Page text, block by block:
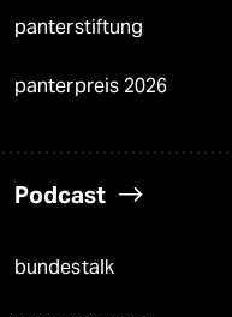
panterstiftung
panterpreis 2026
Podcast
bundestalk